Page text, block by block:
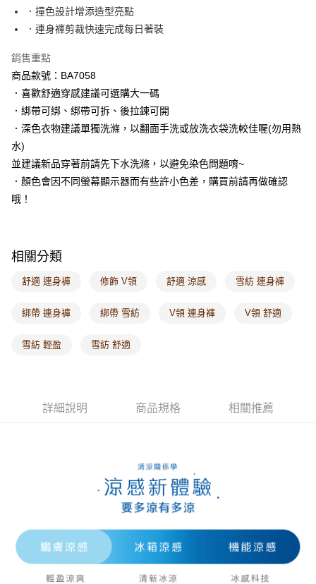
7-11取貨付款
每筆NT$60，滿NT$1,000(含以上)免運費
付款後7-11取貨
每筆NT$60，滿NT$1,000(含以上)免運費
宅配
每筆NT$120，滿NT$1,000(含以上)免運費
付款後門市自取
每筆NT$60，滿NT$1,000(含以上)免運費
海外配送-港/澳/新/馬/泰國專屬
海外配送-歐美地區
．撞色設計增添造型亮點
．連身褲剪裁快速完成每日著裝
銷售重點
商品款號：BA7058
．喜歡舒適穿感建議可選購大一碼
．綁帶可綁、綁帶可拆、後拉鍊可開
．深色衣物建議單獨洗滌，以翻面手洗或放洗衣袋洗較佳喔(勿用熱
水)
並建議新品穿著前請先下水洗滌，以避免染色問題唷~
．顏色會因不同螢幕顯示器而有些許小色差，購買前請再做確認
哦！
相關分類
舒適 連身褲 修飾 V領 舒適 涼感 雪紡 連身褲
綁帶 連身褲 綁帶 雪紡 V領 連身褲 V領 舒適
雪紡 輕盈 雪紡 舒適
詳細說明 商品規格 相關推薦